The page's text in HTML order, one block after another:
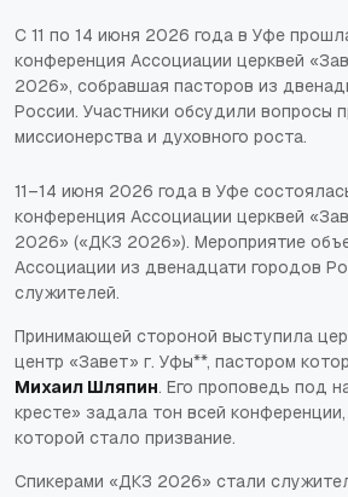
С 11 по 14 июня 2026 года в Уфе
конференция Ассоциации церквей
2026», собравшая пасторов из
России. Участники обсудили вопросы
миссионерства и духовного роста.
11–14 июня 2026 года в Уфе
конференция Ассоциации церквей
2026» («ДКЗ 2026»). Мероприятие
Ассоциации из двенадцати городов
служителей.
Принимающей стороной выступила
центр «Завет» г. Уфы**, пастором
Михаил Шляпин. Его проповедь под
кресте» задала тон всей
которой стало призвание.
Спикерами «ДКЗ 2026» стали